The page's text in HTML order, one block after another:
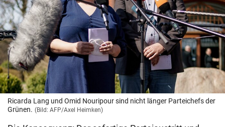
Ricarda Lang und Omid Nouripour sind nicht länger Parteichefs der
Grünen. (Bild: AFP/Axel Heimken)